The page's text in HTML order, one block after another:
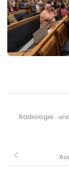
Radiologie :